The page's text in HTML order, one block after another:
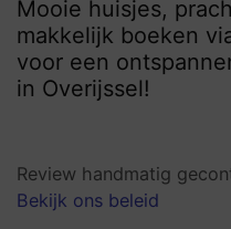
Mooie huisjes,
makkelijk boeken
voor een
in Overijssel!
Review handmatig
Bekijk ons beleid